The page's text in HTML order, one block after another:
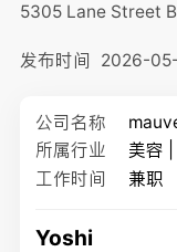
5305 Lane Street
发布时间 2026-
公司名称
所属行业
美容
工作时间
兼职
Yoshi